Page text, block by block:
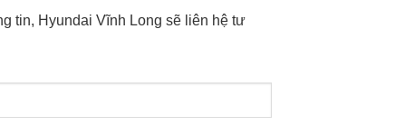
tin, Hyundai Vĩnh Long sẽ liên hệ tư